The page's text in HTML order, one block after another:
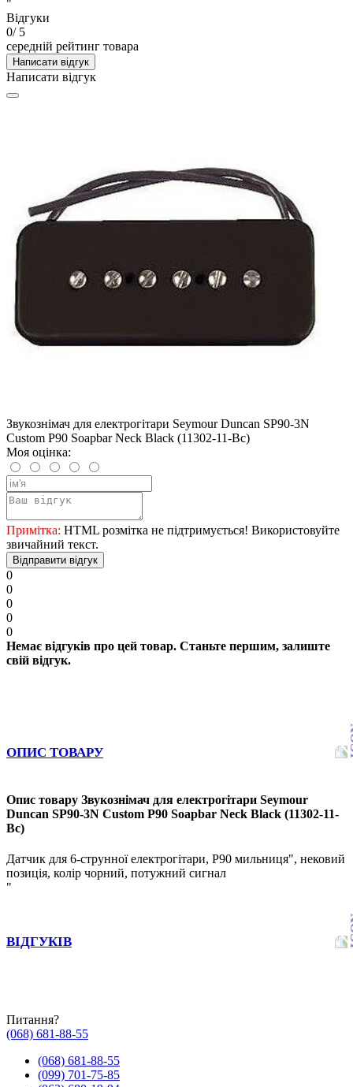
"
Відгуки
0/ 5
середній рейтинг товара
Написати відгук
Написати відгук
Звукознімач для електрогітари Seymour Duncan SP90-3N
Custom P90 Soapbar Neck Black (11302-11-Bc)
Моя оцінка:
Примітка: HTML розмітка не підтримується! Використовуйте
звичайний текст.
Відправити відгук
0
0
0
0
0
Немає відгуків про цей товар. Станьте першим, залиште
свій відгук.
ОПИС ТОВАРУ
Опис товару Звукознімач для електрогітари Seymour
Duncan SP90-3N Custom P90 Soapbar Neck Black (11302-11-
Bc)
Датчик для 6-струнної електрогітари, Р90 мильниця", нековий
позиція, колір чорний, потужний сигнал
"
ВІДГУКІВ
Питання?
(068) 681-88-55
(068) 681-88-55
(099) 701-75-85